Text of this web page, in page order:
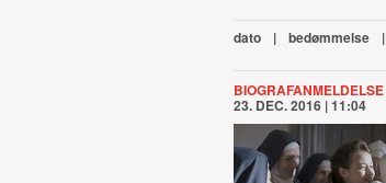
dato | bedømmelse |
BIOGRAFANMELDELSE
23. DEC. 2016 | 11:04